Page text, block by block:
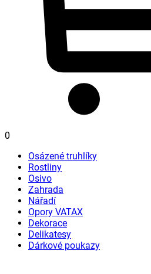
0
Osázené truhlíky
Rostliny
Osivo
Zahrada
Nářadí
Opory VATAX
Dekorace
Delikatesy
Dárkové poukazy